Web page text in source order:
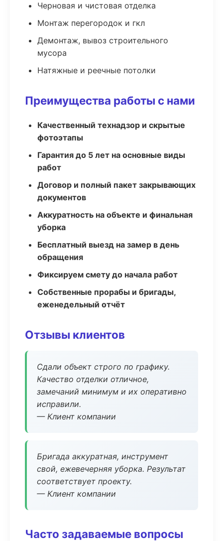
Черновая и чистовая отделка
Монтаж перегородок и гкл
Демонтаж, вывоз строительного
мусора
Натяжные и реечные потолки
Преимущества работы с нами
Качественный технадзор и скрытые
фотоэтапы
Гарантия до 5 лет на основные виды
работ
Договор и полный пакет закрывающих
документов
Аккуратность на объекте и финальная
уборка
Бесплатный выезд на замер в день
обращения
Фиксируем смету до начала работ
Собственные прорабы и бригады,
еженедельный отчёт
Отзывы клиентов
Сдали объект строго по графику.
Качество отделки отличное,
замечаний минимум и их оперативно
исправили.
— Клиент компании
Бригада аккуратная, инструмент
свой, ежевечерняя уборка. Результат
соответствует проекту.
— Клиент компании
Часто задаваемые вопросы